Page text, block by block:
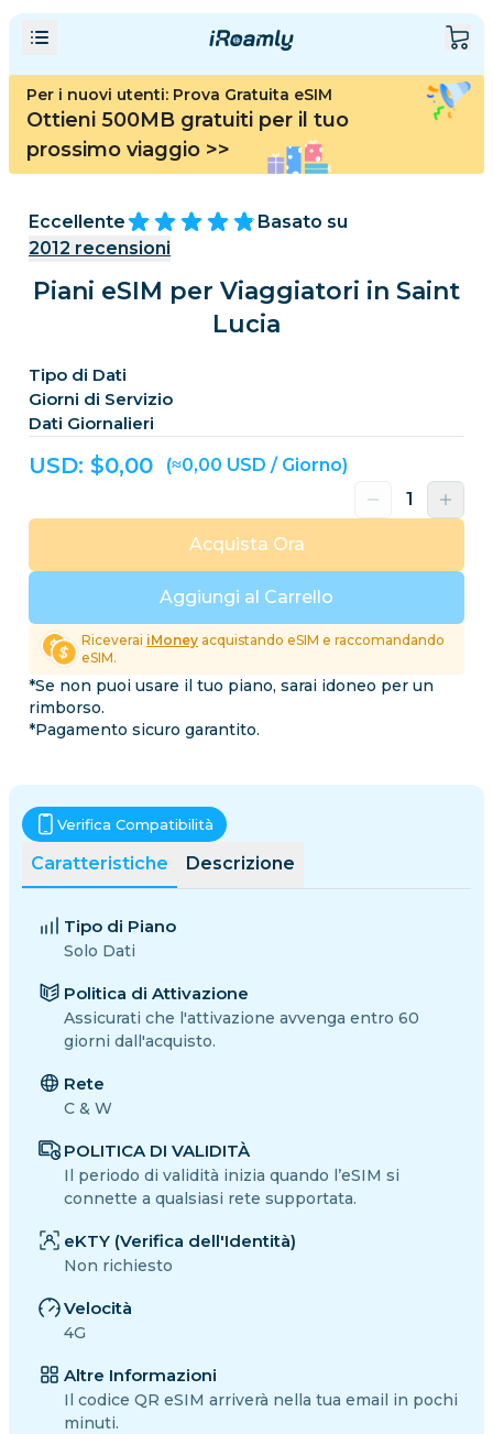
Per i nuovi utenti: Prova Gratuita eSIM
Ottieni 500MB gratuiti per il tuo
prossimo viaggio >>
Eccellente
Basato su
2012 recensioni
Piani eSIM per Viaggiatori in Saint
Lucia
Tipo di Dati
Giorni di Servizio
Dati Giornalieri
USD: $0,00 (≈0,00 USD / Giorno)
Aggiungi al Carrello
Acquista Ora
Riceverai iMoney acquistando eSIM e raccomandando
eSIM.
*Se non puoi usare il tuo piano, sarai idoneo per un
rimborso.
*Pagamento sicuro garantito.
Caratteristiche Descrizione
Verifica Compatibilità
Tipo di Piano
Solo Dati
Politica di Attivazione
Assicurati che l'attivazione avvenga entro 60
giorni dall'acquisto.
Rete
C & W
POLITICA DI VALIDITÀ
Il periodo di validità inizia quando l’eSIM si
connette a qualsiasi rete supportata.
eKTY (Verifica dell'Identità)
Non richiesto
Velocità
4G
Altre Informazioni
Il codice QR eSIM arriverà nella tua email in pochi
minuti.